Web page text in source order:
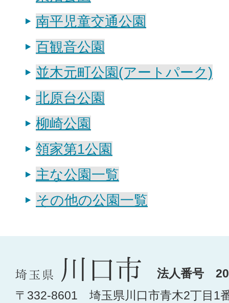
南平児童交通公園
百観音公園
並木元町公園(アートパーク)
北原台公園
柳崎公園
領家第1公園
主な公園一覧
その他の公園一覧
法人番号
〒332-8601 埼玉県川口市青木2丁目1